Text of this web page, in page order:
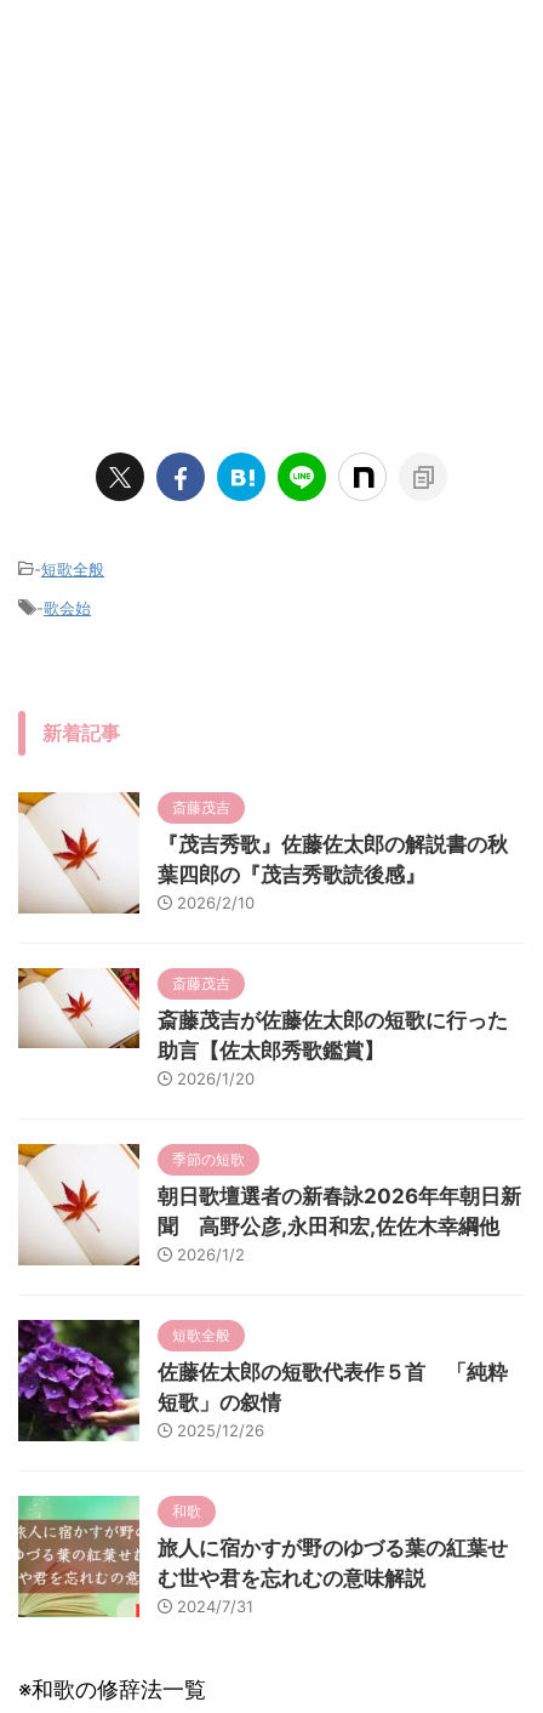
-短歌全般
-歌会始
新着記事
斎藤茂吉
『茂吉秀歌』佐藤佐太郎の解説書の秋
葉四郎の『茂吉秀歌読後感』
2026/2/10
斎藤茂吉
斎藤茂吉が佐藤佐太郎の短歌に行った
助言【佐太郎秀歌鑑賞】
2026/1/20
季節の短歌
朝日歌壇選者の新春詠2026年年朝日新
聞 高野公彦,永田和宏,佐佐木幸綱他
2026/1/2
短歌全般
佐藤佐太郎の短歌代表作５首 「純粋
短歌」の叙情
2025/12/26
和歌
旅人に宿かすが野のゆづる葉の紅葉せ
む世や君を忘れむの意味解説
2024/7/31
※和歌の修辞法一覧